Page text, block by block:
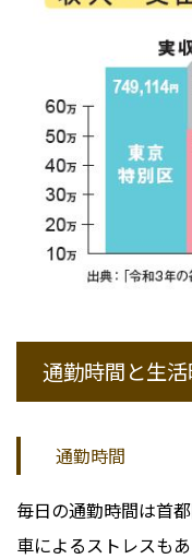
通勤時間と生
通勤時間
毎日の通勤時間は首
車によるストレスもあ